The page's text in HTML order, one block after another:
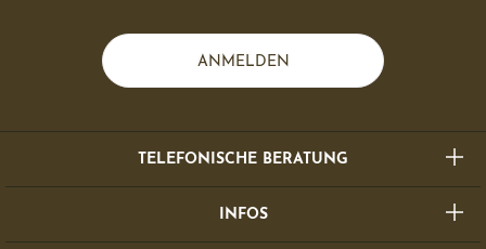
ANMELDEN
TELEFONISCHE BERATUNG
INFOS